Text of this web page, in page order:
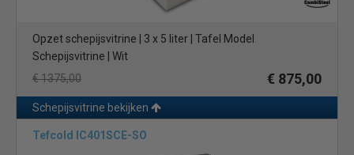
Opzet schepijsvitrine | 3 x 5 liter | Tafel Model
Schepijsvitrine | Wit
€ 1375,00
€ 875,00
Schepijsvitrine bekijken
Tefcold IC401SCE-SO